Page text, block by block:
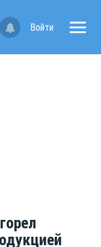
Войти